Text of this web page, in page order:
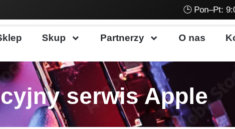
🕒 Pon–Pt:
Skup Partnerzy O nas
serwis Apple